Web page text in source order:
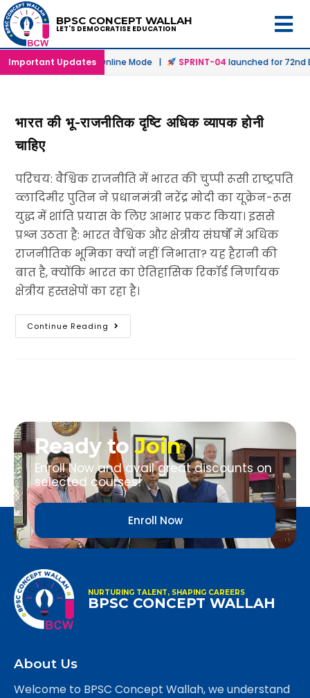
BPSC CONCEPT WALLAH
LET'S DEMOCRATISE EDUCATION
Important Updates
in Offline & Online Mode | SPRINT-04launched for 72nd
भारत की भू-राजनीतिक दृष्टि अधिक व्यापक होनी
चाहिए
परिचय: वैश्विक राजनीति में भारत की चुप्पी रूसी राष्ट्रपति
व्लादिमीर पुतिन ने प्रधानमंत्री नरेंद्र मोदी का यूक्रेन-रूस
युद्ध में शांति प्रयास के लिए आभार प्रकट किया। इससे
प्रश्न उठता है: भारत वैश्विक और क्षेत्रीय संघर्षों में अधिक
राजनीतिक भूमिका क्यों नहीं निभाता? यह हैरानी की
बात है, क्योंकि भारत का ऐतिहासिक रिकॉर्ड निर्णायक
क्षेत्रीय हस्तक्षेपों का रहा है।
Continue Reading
Ready toJoin
Enroll Now and avail great discounts on
selected courses!
Enroll Now
NURTURING TALENT, SHAPING CAREERS
BPSC CONCEPT WALLAH
About Us
Welcome to BPSC Concept Wallah, we understand